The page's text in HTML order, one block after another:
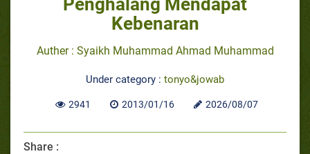
Kebenaran
Auther : Syaikh Muhammad Ahmad Muhammad
Under category : tonyo&jowab
2941 2013/01/16 2026/08/07
Share :